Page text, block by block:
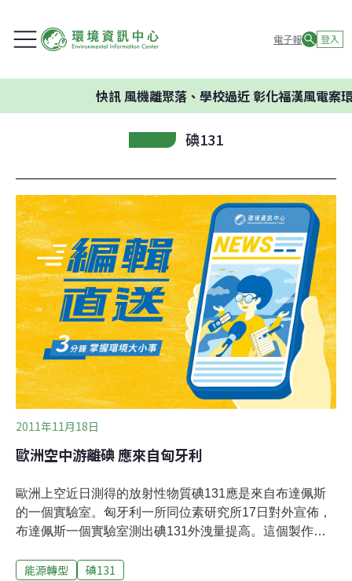
電子報 登入
快訊風機離聚落、學校過近 彰化福漢風電案環委
碘131
2011年11月18日
歐洲空中游離碘 應來自匈牙利
歐洲上空近日測得的放射性物質碘131應是來自布達佩斯
的一個實驗室。匈牙利一所同位素研究所17日對外宣佈，
布達佩斯一個實驗室測出碘131外洩量提高。這個製作醫
決定在6月停產，進行過濾系統改良工程。實驗室在9月重
能源轉型 碘131